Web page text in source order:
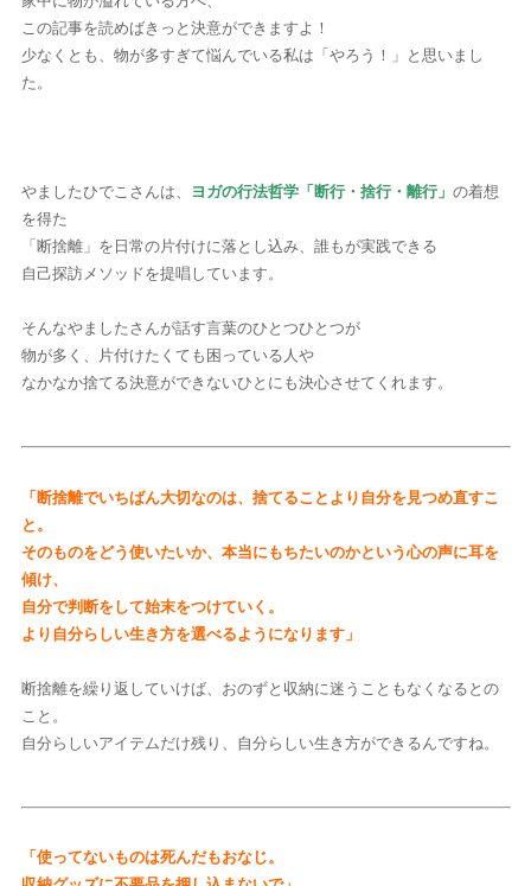
この記事を読めばきっと決意ができますよ！
少なくとも、物が多すぎて悩んでいる私は「やろう！」と思いまし
た。
やましたひでこさんは、 ヨガの行法哲学「断行・捨行・離行」 の着想
を得た
「断捨離」を日常の片付けに落とし込み、誰もが実践できる
自己探訪メソッドを提唱しています。
そんなやましたさんが話す言葉のひとつひとつが
物が多く、片付けたくても困っている人や
なかなか捨てる決意ができないひとにも決心させてくれます。
「断捨離でいちばん大切なのは、捨てることより自分を見つめ直すこ
と。
そのものをどう使いたいか、本当にもちたいのかという心の声に耳を
傾け、
自分で判断をして始末をつけていく。
より自分らしい生き方を選べるようになります」
断捨離を繰り返していけば、おのずと収納に迷うこともなくなるとの
こと。
自分らしいアイテムだけ残り、自分らしい生き方ができるんですね。
「使ってないものは死んだもおなじ。